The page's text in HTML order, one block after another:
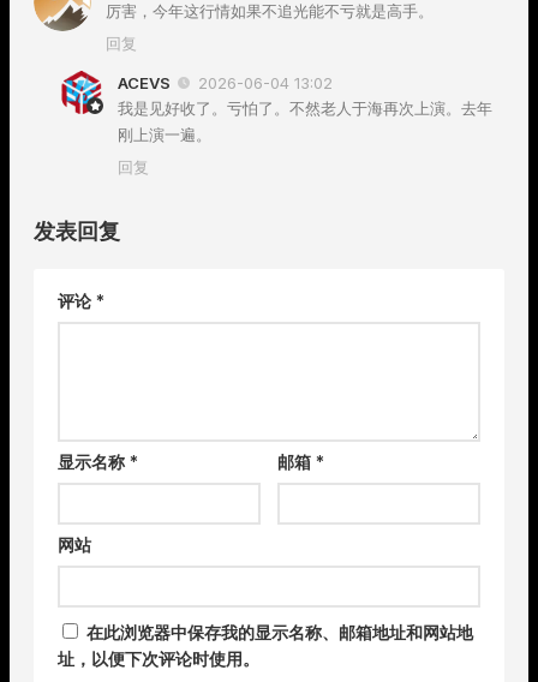
厉害，今年这行情如果不追光能不亏就是高手。
回复
ACEVS
2026-06-04 13:02
我是见好收了。亏怕了。不然老人于海再次上演。去年
刚上演一遍。
回复
发表回复
评论 *
显示名称 * 邮箱*
网站
在此浏览器中保存我的显示名称、邮箱地址和网站地
址，以便下次评论时使用。